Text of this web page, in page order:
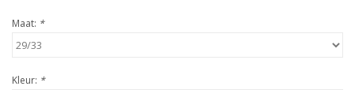
Maat: *
Kleur: *